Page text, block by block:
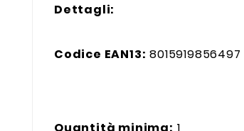
Dettagli:
Codice EAN13: 8015919856497
Quantità minima: 1